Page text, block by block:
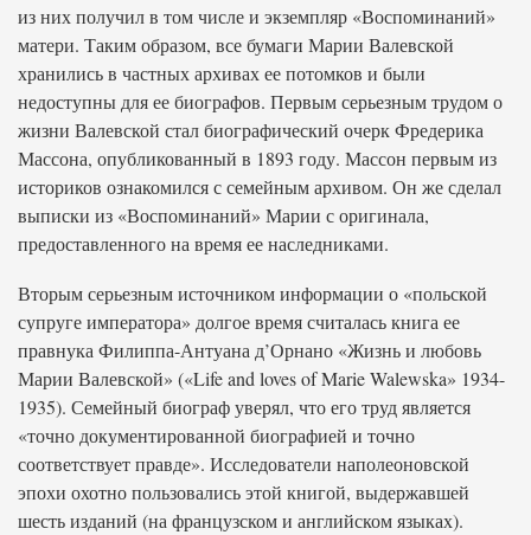
из них получил в том числе и экземпляр «Воспоминаний»
матери. Таким образом, все бумаги Марии Валевской
хранились в частных архивах ее потомков и были
недоступны для ее биографов. Первым серьезным трудом о
жизни Валевской стал биографический очерк Фредерика
Массона, опубликованный в 1893 году. Массон первым из
историков ознакомился с семейным архивом. Он же сделал
выписки из «Воспоминаний» Марии с оригинала,
предоставленного на время ее наследниками.
Вторым серьезным источником информации о «польской
супруге императора» долгое время считалась книга ее
правнука Филиппа-Антуана д’Орнано «Жизнь и любовь
Марии Валевской» («Life and loves of Marie Walewska» 1934-
1935). Семейный биограф уверял, что его труд является
«точно документированной биографией и точно
соответствует правде». Исследователи наполеоновской
эпохи охотно пользовались этой книгой, выдержавшей
шесть изданий (на французском и английском языках).